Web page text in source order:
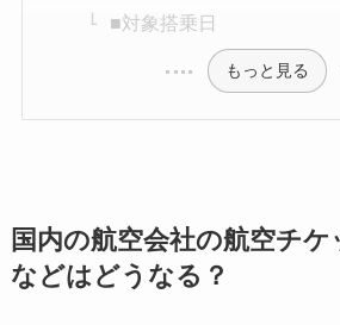
■対象搭乗日
もっと見る
国内の航空会社の航空チ
などはどうなる？